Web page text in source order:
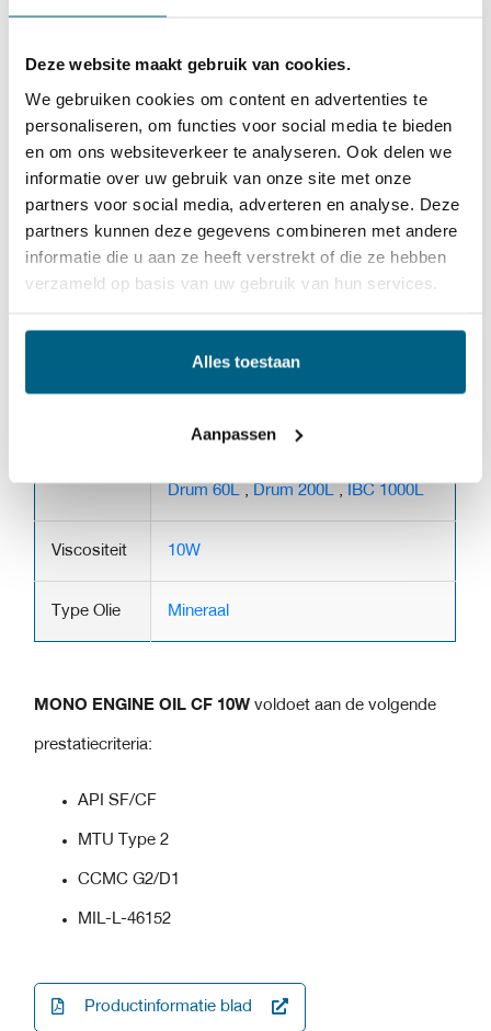
Deze website maakt gebruik van cookies.
We gebruiken cookies om content en advertenties te
personaliseren, om functies voor social media te bieden
en om ons websiteverkeer te analyseren. Ook delen we
informatie over uw gebruik van onze site met onze
partners voor social media, adverteren en analyse. Deze
partners kunnen deze gegevens combineren met andere
informatie die u aan ze heeft verstrekt of die ze hebben
verzameld op basis van uw gebruik van hun services.
Alles toestaan
Aanpassen
CF olie wordt aanbevolen.
Mono motorolie CF 10W is gebaseerd op hoogwaardige
geraffineerde virgin basisolie in combinatie met een
speciaal additiefpakket om de volgende eigenschappen
te garanderen:
Hoge thermische en oxidatiestabiliteit.
Effectief in het voorkomen van slijtage, corrosie en
Hoge dispersancy en detergency eigenschappen.
Drum 60L Drum 200L IBC 1000L
Viscositeit 10W
Type Olie Mineraal
MONO ENGINE OIL CF 10Wvoldoet aan de volgende
prestatiecriteria:
API SF/CF
MTU Type 2
CCMC G2/D1
MIL-L-46152
Productinformatie blad